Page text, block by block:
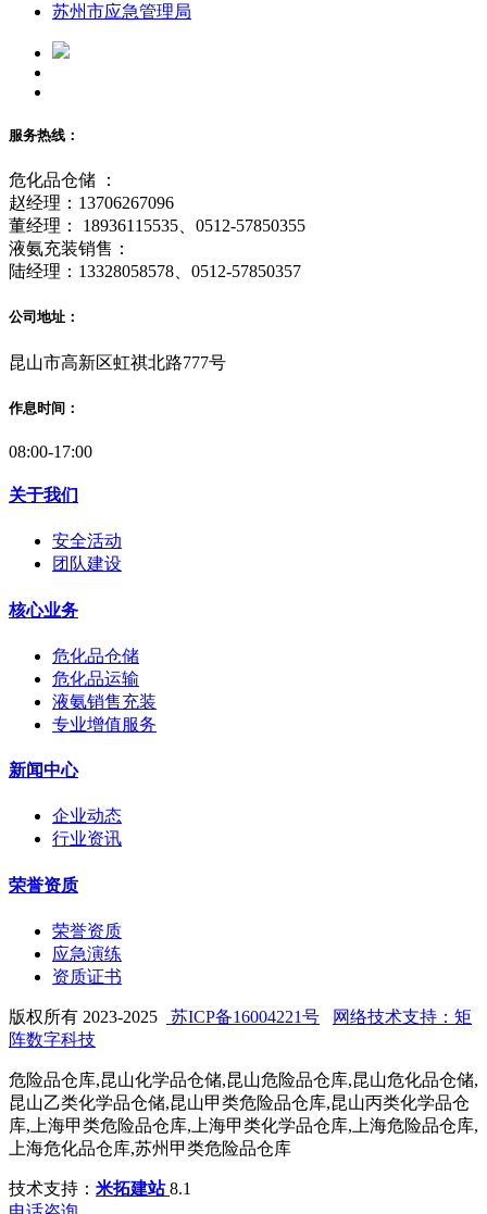
苏州市应急管理局
服务热线：
危化品仓储 ：
赵经理：13706267096
董经理： 18936115535、0512-57850355
液氨充装销售：
陆经理：13328058578、0512-57850357
公司地址：
昆山市高新区虹祺北路777号
作息时间：
08:00-17:00
关于我们
安全活动
团队建设
核心业务
危化品仓储
危化品运输
液氨销售充装
专业增值服务
新闻中心
企业动态
行业资讯
荣誉资质
荣誉资质
应急演练
资质证书
版权所有 2023-2025 苏ICP备16004221号
网络技术支持：矩
阵数字科技
危险品仓库,昆山化学品仓储,昆山危险品仓库,昆山危化品仓储,
昆山乙类化学品仓储,昆山甲类危险品仓库,昆山丙类化学品仓
库,上海甲类危险品仓库,上海甲类化学品仓库,上海危险品仓库,
上海危化品仓库,苏州甲类危险品仓库
技术支持： 米拓建站8.1